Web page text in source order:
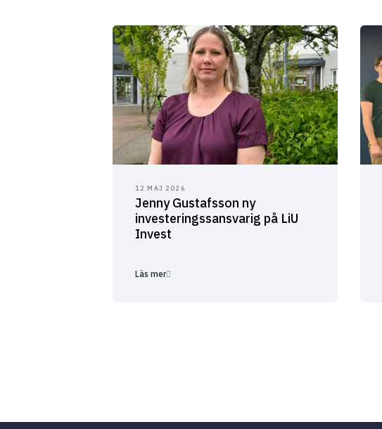
12 MAJ 2026
Jenny Gustafsson ny
investeringssansvarig på LiU
Invest
Läs mer